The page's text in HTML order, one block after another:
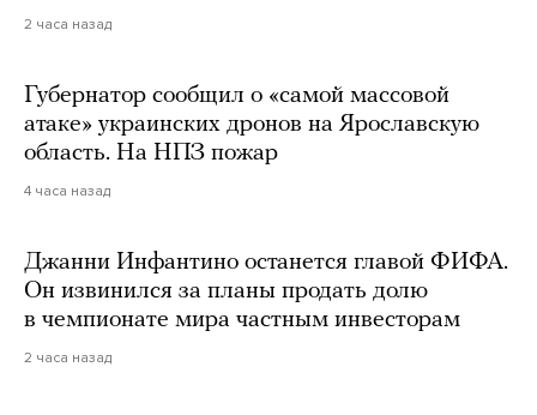
2 часа назад
Губернатор сообщил о «самой массовой
атаке» украинских дронов на Ярославскую
область. На НПЗ пожар
4 часа назад
Джанни Инфантино останется главой ФИФА.
Он извинился за планы продать долю
в чемпионате мира частным инвесторам
2 часа назад